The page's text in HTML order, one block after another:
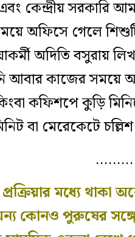
কেন্দ্রীয় সরকারি
অফিসে গেলে
অদিতি বসুরায়
কাজের সময়ে
কফিশপে কুড়ি
বা মেরেকেটে
মধ্যে থাকা
কোনও পুরুষের সঙ্গে